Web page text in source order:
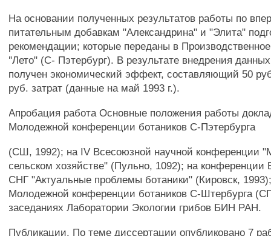
На основании полученных результатов работы по
питательным добавкам "Александрина" и "Элита"
рекомендации; которые переданы в
"Лето" (С- Пэтербург). В результате внедрения
получен экономический эффект, составляющий 50
руб. затрат (данные на май 1993 г.).
Апробация работа Основные положения работы
Молодежной конференции ботаников С-Пэтербурга
(СШ, 1992); на IV Всесоюзной научной конференции
сельском хозяйстве" (Пульно, 1092); на конференции
СНГ "Актуальные проблемы ботаники" (Кировск,
Молодежной конференции ботаников С-Штербурга
заседаниях Лаборатории Экологии грибов БИН РАН.
Публикации. По теме диссертации опубликовано 7